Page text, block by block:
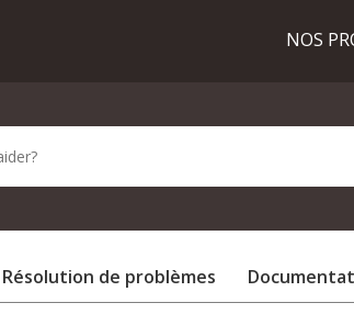
NOS
Résolution de problèmes